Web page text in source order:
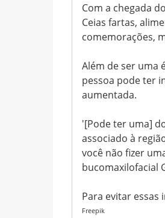
Com a chegada
Ceias fartas,
comemorações,
Além de ser uma
pessoa pode ter
aumentada.
'[Pode ter uma]
associado à
você não fizer
bucomaxilofacial
Para evitar
Freepik